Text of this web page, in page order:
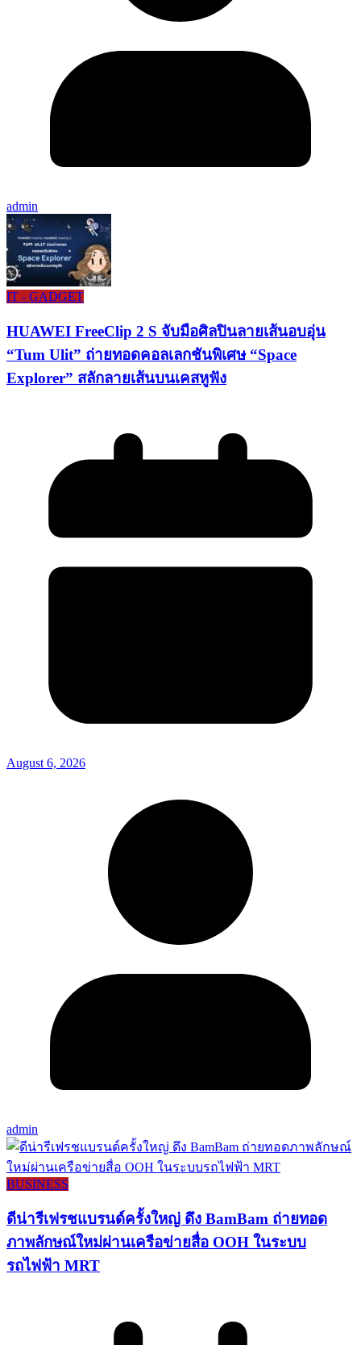
admin
IT - GADGET
HUAWEI FreeClip 2 S จับมือศิลปินลายเส้นอบอุ่น
“Tum Ulit” ถ่ายทอดคอลเลกชันพิเศษ “Space
Explorer” สลักลายเส้นบนเคสหูฟัง
August 6, 2026
admin
BUSINESS
ดีน่ารีเฟรชแบรนด์ครั้งใหญ่ ดึง BamBam ถ่ายทอด
ภาพลักษณ์ใหม่ผ่านเครือข่ายสื่อ OOH ในระบบ
รถไฟฟ้า MRT